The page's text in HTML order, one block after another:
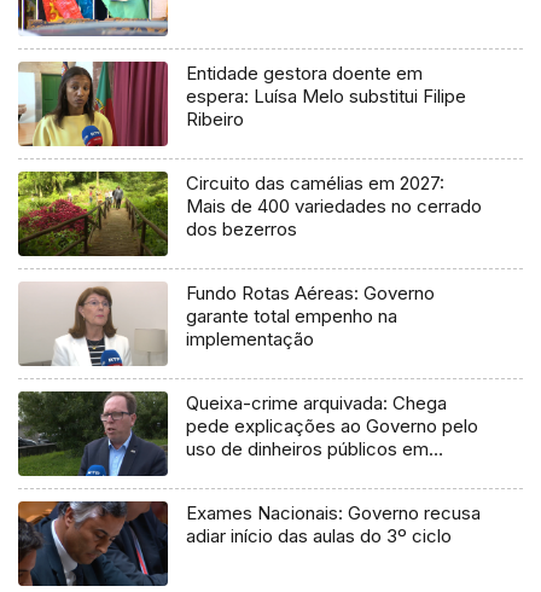
Entidade gestora doente em
espera: Luísa Melo substitui Filipe
Ribeiro
Circuito das camélias em 2027:
Mais de 400 variedades no cerrado
dos bezerros
Fundo Rotas Aéreas: Governo
garante total empenho na
implementação
Queixa-crime arquivada: Chega
pede explicações ao Governo pelo
uso de dinheiros públicos em
Exames Nacionais: Governo recusa
adiar início das aulas do 3º ciclo